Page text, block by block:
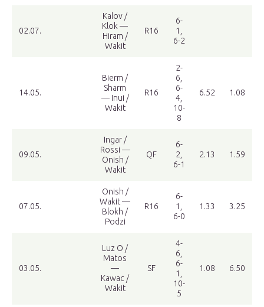
02.07.
Kalov /
Klok —
Hiram /
Wakit
R16
6-
1,
6-2
14.05.
Bierm /
Sharm
— Inui /
Wakit
R16
2-
6,
6-
4,
10-
8
6.52 1.08
09.05.
Ingar /
Rossi —
Onish /
Wakit
QF
6-
2,
6-1
2.13 1.59
07.05.
Onish /
Wakit —
Blokh /
Podzi
R16
6-
1,
6-0
1.33 3.25
03.05.
Luz O /
Matos
—
Kawac /
Wakit
SF
4-
6,
6-
1,
10-
5
1.08 6.50